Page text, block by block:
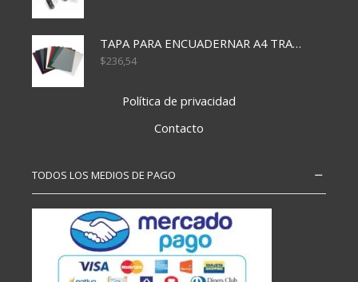
TAPA PARA ENCUADERNAR A4 TRANSP x50x500
$236,54
Política de privacidad
Contacto
TODOS LOS MEDIOS DE PAGO